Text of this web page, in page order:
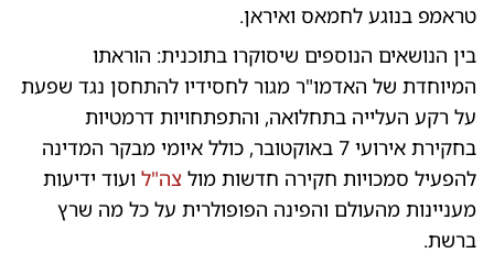
טראמפ בנוגע לחמאס ואיראן.
בין הנושאים הנוספים שיסוקרו בתוכנית: הוראתו
המיוחדת של האדמו"ר מגור לחסידיו להתחסן נגד שפעת
על רקע העלייה בתחלואה, והתפתחויות דרמטיות
בחקירת אירועי 7 באוקטובר, כולל איומי מבקר המדינה
להפעיל סמכויות חקירה חדשות מול צה"ל ועוד ידיעות
מעניינות מהעולם והפינה הפופולרית על כל מה שרץ
ברשת.